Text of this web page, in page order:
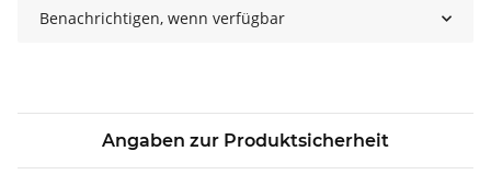
Benachrichtigen, wenn verfügbar
Angaben zur Produktsicherheit